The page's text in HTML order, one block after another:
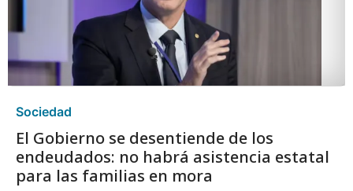
Sociedad
El Gobierno se desentiende de los
endeudados: no habrá asistencia estatal
para las familias en mora